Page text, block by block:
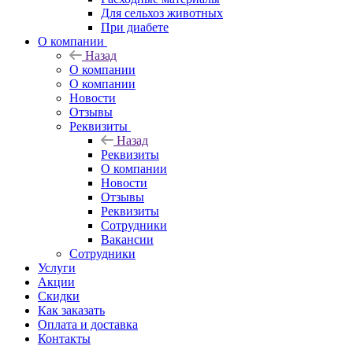
Для сельхоз животных
При диабете
О компании
Назад
О компании
О компании
Новости
Отзывы
Реквизиты
Назад
Реквизиты
О компании
Новости
Отзывы
Реквизиты
Сотрудники
Вакансии
Сотрудники
Услуги
Акции
Скидки
Как заказать
Оплата и доставка
Контакты